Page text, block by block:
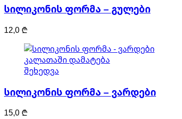
სილიკონის ფორმა – გულები
12,0 ₾
კალათაში დამატება
შეხედვა
სილიკონის ფორმა – ვარდები
15,0 ₾